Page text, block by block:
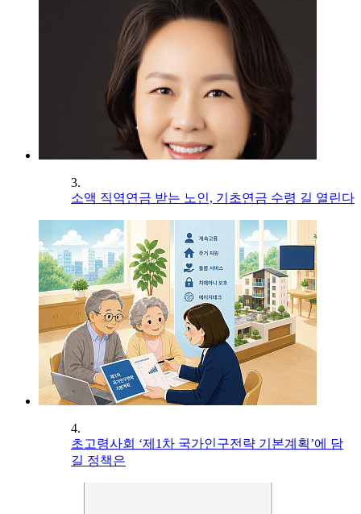
3.
소액 직역연금 받는 노인, 기초연금 수령 길 열린다
4.
초고령사회 ‘제1차 국가인구전략 기본계획’에 담
길 정책은